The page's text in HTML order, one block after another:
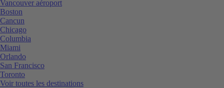
Vancouver aéroport
Boston
Cancun
Chicago
Columbia
Miami
Orlando
San Francisco
Toronto
Voir toutes les destinations